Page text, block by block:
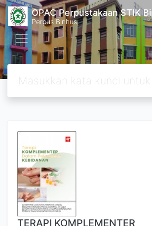
OPAC Perpustakaan STIK
Perpus Binhus
TERAPI KOMPLEMENTER